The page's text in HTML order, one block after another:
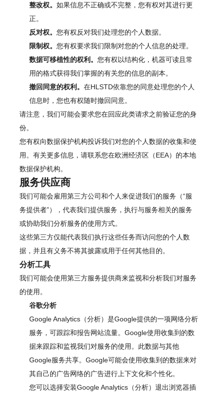
整改权。 如果信息不正确或不完整，您有权对其进行更
正。
反对权。 您有权反对我们处理您的个人数据。
限制权。 您有权要求我们限制对您的个人信息的处理。
数据可移植性的权利。 您有权以结构化，机器可读且常
用的格式获得我们掌握的有关您的信息的副本。
撤回同意的权利。 在HLSTD依靠您的同意处理您的个人
信息时，您也有权随时撤回同意。
请注意，我们可能会要求您在回应此类请求之前验证您的身
份。
您有权向数据保护机构投诉我们对您的个人数据的收集和使
用。有关更多信息，请联系您在欧洲经济区（EEA）的本地
数据保护机构。
服务供应商
我们可能会雇用第三方公司和个人来促进我们的服务（“服
务提供者”），代表我们提供服务，执行与服务相关的服务
或协助我们分析服务的使用方式。
这些第三方仅能代表我们执行这些任务而访问您的个人数
据，并且有义务不将其披露或用于任何其他目的。
分析工具
我们可能会使用第三方服务提供商来监视和分析我们对服务
的使用。
谷歌分析
Google Analytics（分析）是Google提供的一项网络分析
服务，可跟踪和报告网站流量。Google使用收集到的数
据来跟踪和监视我们对服务的使用。此数据与其他
Google服务共享。Google可能会使用收集到的数据来对
其自己的广告网络的广告进行上下文化和个性化。
您可以选择安装Google Analytics（分析）退出浏览器插